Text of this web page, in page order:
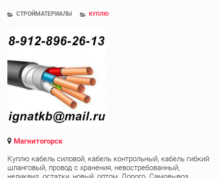
СТРОЙМАТЕРИАЛЫ КУПЛЮ
Магнитогорск
Куплю кабель силовой, кабель контрольный, кабель гибкий
шланговый, провод с хранения, невостребованный,